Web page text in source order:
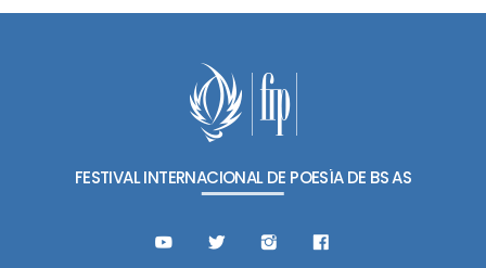
FESTIVAL INTERNACIONAL DE POESÍA DE BS AS